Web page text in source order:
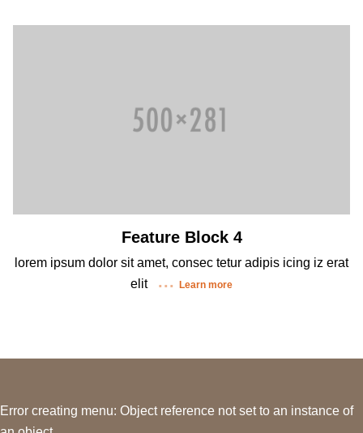
Feature Block 4
lorem ipsum dolor sit amet, consec tetur adipis icing iz erat
elit
Learn more
Error creating menu: Object reference not set to an instance of